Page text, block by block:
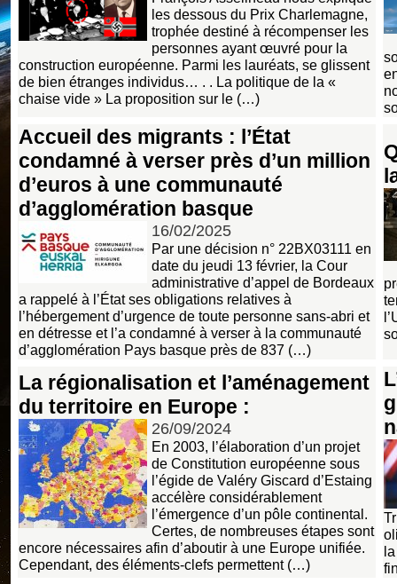
les dessous du Prix Charlemagne,
trophée destiné à récompenser les
personnes ayant œuvré pour la
construction européenne. Parmi les lauréats, se glissent
de bien étranges individus… . . La politique de la «
chaise vide » La proposition sur le (…)
Accueil des migrants : l’État
condamné à verser près d’un million
d’euros à une communauté
d’agglomération basque
16/02/2025
Par une décision n° 22BX03111 en
date du jeudi 13 février, la Cour
administrative d’appel de Bordeaux
a rappelé à l’État ses obligations relatives à
l’hébergement d’urgence de toute personne sans-abri et
en détresse et l’a condamné à verser à la communauté
d’agglomération Pays basque près de 837 (…)
La régionalisation et l’aménagement
du territoire en Europe :
26/09/2024
En 2003, l’élaboration d’un projet
de Constitution européenne sous
l’égide de Valéry Giscard d’Estaing
accélère considérablement
l’émergence d’un pôle continental.
Certes, de nombreuses étapes sont
encore nécessaires afin d’aboutir à une Europe unifiée.
Cependant, des éléments-clefs permettent (…)